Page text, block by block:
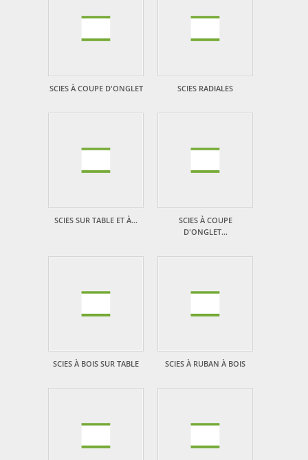
SCIES À COUPE D'ONGLET SCIES RADIALES
SCIES SUR TABLE ET À...
SCIES À COUPE
D'ONGLET...
SCIES À BOIS SUR TABLE SCIES À RUBAN À BOIS